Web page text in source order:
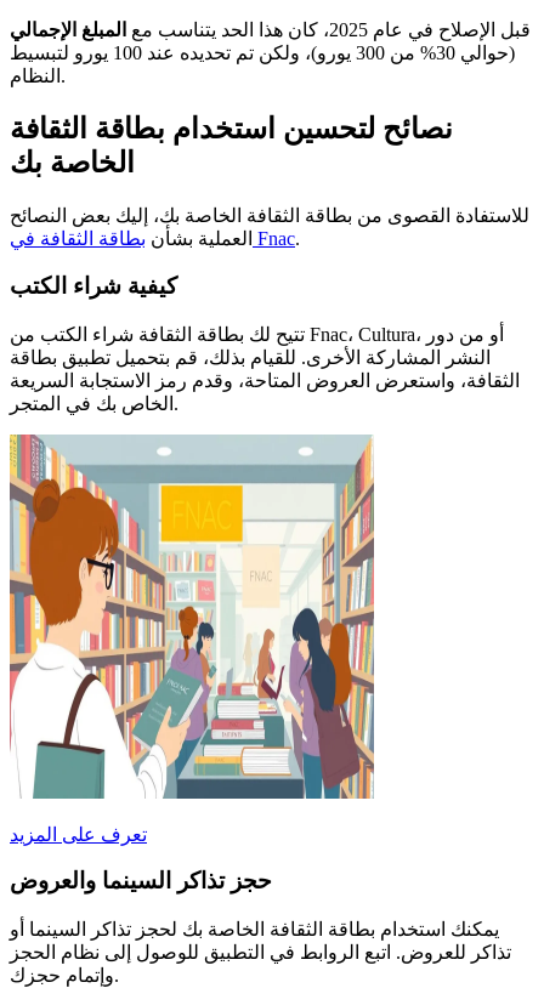
قبل الإصلاح في عام 2025، كان هذا الحد يتناسب مع
المبلغ الإجمالي
(حوالي 30% من 300 يورو)، ولكن تم تحديده عند 100 يورو لتبسيط
النظام.
نصائح لتحسين استخدام بطاقة الثقافة
الخاصة بك
للاستفادة القصوى من بطاقة الثقافة الخاصة بك، إليك بعض النصائح
العملية بشأن بطاقة الثقافة في Fnac.
كيفية شراء الكتب
تتيح لك بطاقة الثقافة شراء الكتب من Fnac، Cultura، أو من دور
النشر المشاركة الأخرى. للقيام بذلك، قم بتحميل تطبيق بطاقة
الثقافة، واستعرض العروض المتاحة، وقدم رمز الاستجابة السريعة
الخاص بك في المتجر.
تعرف على المزيد
حجز تذاكر السينما والعروض
يمكنك استخدام بطاقة الثقافة الخاصة بك لحجز تذاكر السينما أو
تذاكر للعروض. اتبع الروابط في التطبيق للوصول إلى نظام الحجز
وإتمام حجزك.